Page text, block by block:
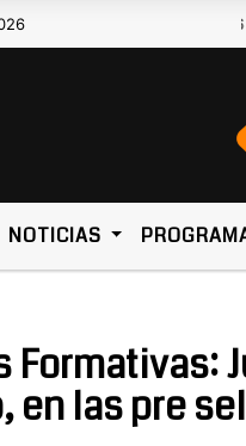
7 de Agosto de 2026 y son las
NOTICIAS
Formativas:
en las pre